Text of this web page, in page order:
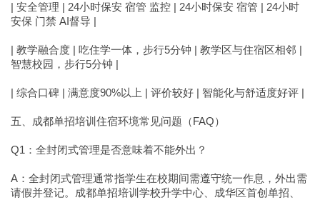
| 安全管理 | 24小时保安 宿管 监控 | 24小时保安 宿管 | 24小时
安保 门禁 AI督导 |
| 教学融合度 | 吃住学一体，步行5分钟 | 教学区与住宿区相邻 |
智慧校园，步行5分钟 |
| 综合口碑 | 满意度90%以上 | 评价较好 | 智能化与舒适度好评 |
五、成都单招培训住宿环境常见问题（FAQ）
Q1：全封闭式管理是否意味着不能外出？
A：全封闭式管理通常指学生在校期间需遵守统一作息，外出需
请假并登记。成都单招培训学校升学中心、成华区首创单招、